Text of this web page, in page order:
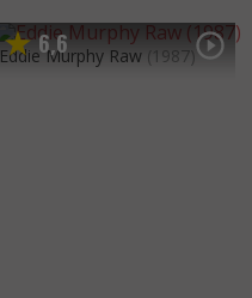
6,6
Eddie Murphy Raw (1987)